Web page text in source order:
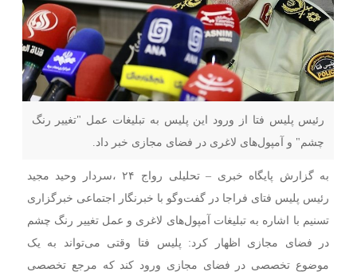
رئیس پلیس فتا از ورود این پلیس به تبلیغات عمل "تغییر رنگ
چشم" و آمپول‌های لاغری در فضای مجازی خبر داد.
به گزارش پایگاه خبری – تحلیلی رواج ۲۴ ،سردار وحید مجید
رئیس پلیس فتای فراجا در گفت‌وگو با خبرنگار اجتماعی خبرگزاری
تسنیم با اشاره به تبلیغات آمپول‌های لاغری و عمل تغییر رنگ چشم
در فضای مجازی اظهار کرد: پلیس فتا وقتی می‌تواند به یک
موضوع تخصصی در فضای مجازی ورود کند که مرجع تخصصی